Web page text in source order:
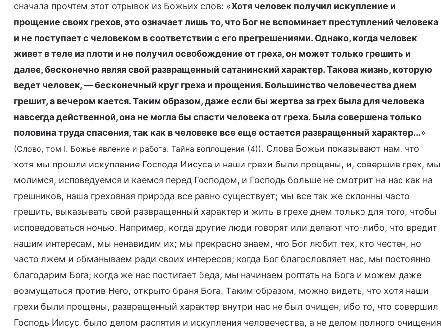
сначала прочтем этот отрывок из Божьих слов: «Хотя человек получил искупление и
прощение своих грехов, это означает лишь то, что Бог не вспоминает преступлений человека
и не поступает с человеком в соответствии с его прегрешениями. Однако, когда человек
живет в теле из плоти и не получил освобождение от греха, он может только грешить и
далее, бесконечно являя свой развращенный сатанинский характер. Такова жизнь, которую
ведет человек, — бесконечный круг греха и прощения. Большинство человечества днем
грешит, а вечером кается. Таким образом, даже если бы жертва за грех была для человека
навсегда действенной, она не могла бы спасти человека от греха. Была совершена только
половина труда спасения, так как в человеке все еще остается развращенный характер...»
(Слово, том I. Божье явление и работа. Тайна воплощения (4)). Слова Божьи показывают нам, что
хотя мы прошли искупление Господа Иисуса и наши грехи были прощены, и, совершив грех, мы
молимся, исповедуемся и каемся перед Господом, и Господь больше не смотрит на нас как на
грешников, наша греховная природа все равно существует; мы все так же склонны часто
грешить, выказывать свой развращенный характер и жить в грехе днем только для того, чтобы
исповедоваться ночью. Например, когда другие люди говорят или делают что-либо, что вредит
нашим интересам, мы ненавидим их; мы прекрасно знаем, что Бог любит тех, кто честен, но
часто лжем и обманываем ради своих интересов; когда Бог благословляет нас, мы постоянно
благодарим Бога; когда же нас постигает беда, мы начинаем роптать на Бога и можем даже
возмущаться против Него, открыто браня Бога. Таким образом, можно видеть, что хотя наши
грехи были прощены, развращенный характер внутри нас не был очищен, ибо то, что совершил
Господь Иисус, было делом распятия и искупления человечества, а не делом полного очищения